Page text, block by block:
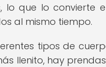
lo que lo convierte
al mismo tiempo.
tipos de
llenito, hay